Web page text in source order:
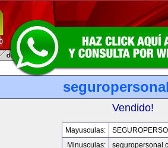
Vendido!
Mayusculas:
Minusculas: